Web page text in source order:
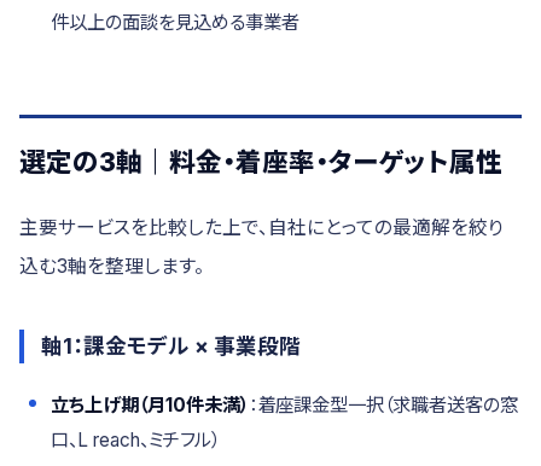
件以上の面談を見込める事業者
選定の3軸｜料金・着座率・ターゲット属性
主要サービスを比較した上で、自社にとっての最適解を絞り
込む3軸を整理します。
軸1：課金モデル × 事業段階
立ち上げ期（月10件未満） ：着座課金型一択（求職者送客の窓
口、L reach、ミチフル）